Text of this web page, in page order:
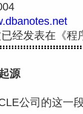
经发表在《程
源
公司的这一